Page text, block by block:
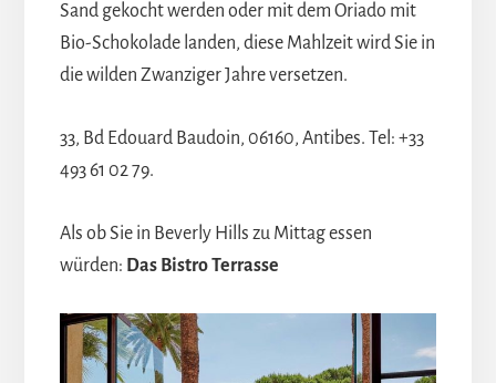
Sand gekocht werden oder mit dem Oriado mit
Bio-Schokolade landen, diese Mahlzeit wird Sie in
die wilden Zwanziger Jahre versetzen.
33, Bd Edouard Baudoin, 06160, Antibes. Tel: +33
493 61 02 79.
Als ob Sie in Beverly Hills zu Mittag essen
würden: Das Bistro Terrasse